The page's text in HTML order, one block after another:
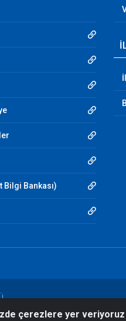
Bilgi Bankası)
çerezlere yer veriyoruz